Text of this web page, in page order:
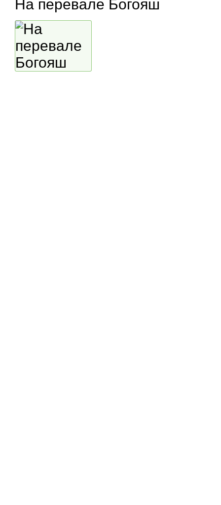
На перевале Богояш